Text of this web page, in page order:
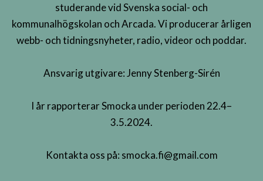
studerande vid Svenska social- och
kommunalhögskolan och Arcada. Vi producerar årligen
webb- och tidningsnyheter, radio, videor och poddar.
Ansvarig utgivare: Jenny Stenberg-Sirén
I år rapporterar Smocka under perioden 22.4–
3.5.2024.
Kontakta oss på: smocka.fi@gmail.com